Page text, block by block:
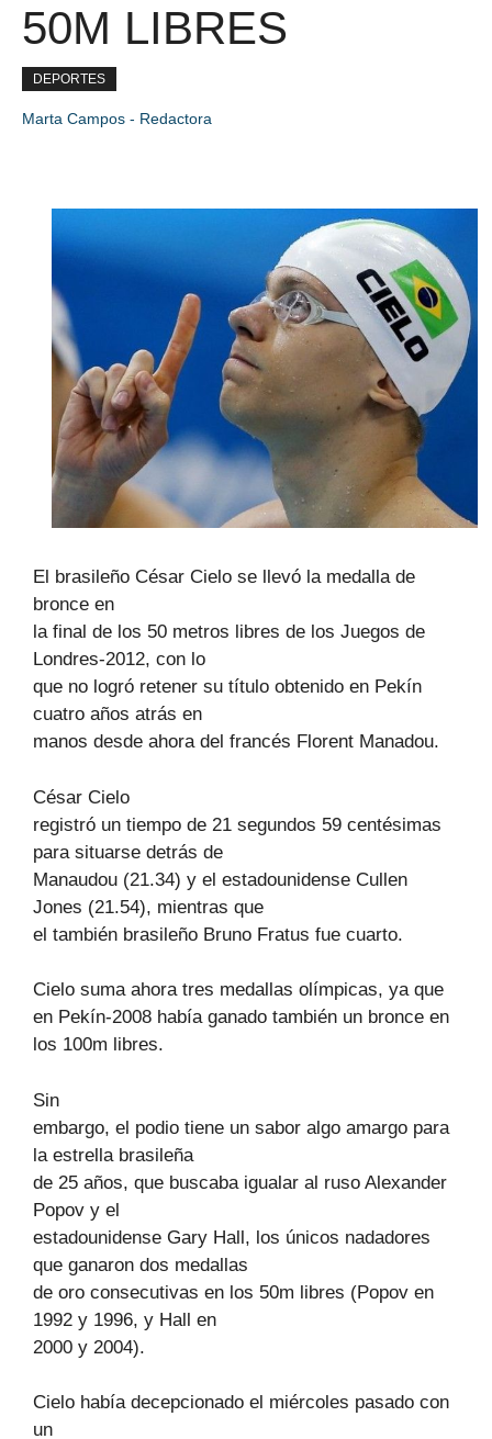
50M LIBRES
DEPORTES
Marta Campos - Redactora
El brasileño César Cielo se llevó la medalla de
bronce en
la final de los 50 metros libres de los Juegos de
Londres-2012, con lo
que no logró retener su título obtenido en Pekín
cuatro años atrás en
manos desde ahora del francés Florent Manadou.
César Cielo
registró un tiempo de 21 segundos 59 centésimas
para situarse detrás de
Manaudou (21.34) y el estadounidense Cullen
Jones (21.54), mientras que
el también brasileño Bruno Fratus fue cuarto.
Cielo suma ahora tres medallas olímpicas, ya que
en Pekín-2008 había ganado también un bronce en
los 100m libres.
Sin
embargo, el podio tiene un sabor algo amargo para
la estrella brasileña
de 25 años, que buscaba igualar al ruso Alexander
Popov y el
estadounidense Gary Hall, los únicos nadadores
que ganaron dos medallas
de oro consecutivas en los 50m libres (Popov en
1992 y 1996, y Hall en
2000 y 2004).
Cielo había decepcionado el miércoles pasado con
un